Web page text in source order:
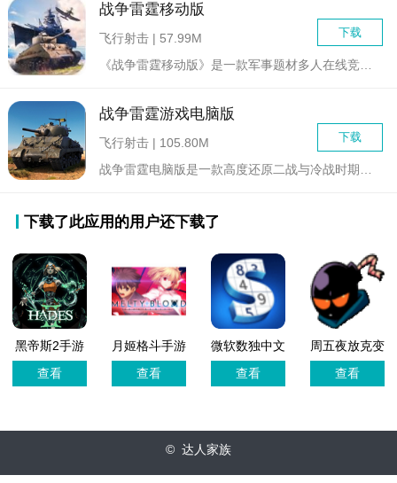
战争雷霆移动版
下载
飞行射击 | 57.99M
战争雷霆游戏电脑版
下载
飞行射击 | 105.80M
下载了此应用的用户还下载了
黑帝斯2手游
移植版
查看
月姬格斗手游
单机版
查看
微软数独中文
免广告版
查看
周五夜放克变
装模组
查看
© 达人家族